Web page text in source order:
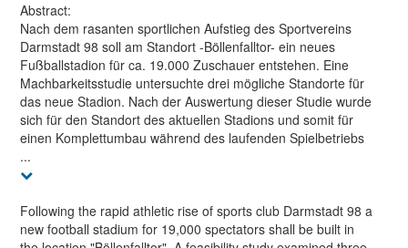
Abstract:
Nach dem rasanten sportlichen Aufstieg des Sportvereins
Darmstadt 98 soll am Standort -Böllenfalltor- ein neues
Fußballstadion für ca. 19.000 Zuschauer entstehen. Eine
Machbarkeitsstudie untersuchte drei mögliche Standorte für
das neue Stadion. Nach der Auswertung dieser Studie wurde
sich für den Standort des aktuellen Stadions und somit für
einen Komplettumbau während des laufenden Spielbetriebs
...
Following the rapid athletic rise of sports club Darmstadt 98 a
new football stadium for 19,000 spectators shall be built in